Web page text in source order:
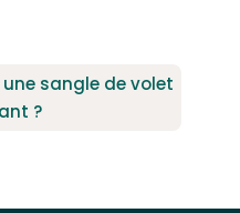
sangle de volet
?